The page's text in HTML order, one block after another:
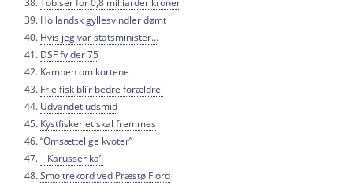
Hollandsk gyllesvindler dømt
Hvis jeg var statsminister…
DSF fylder 75
Kampen om kortene
Frie fisk bli’r bedre forældre!
Udvandet udsmid
Kystfiskeriet skal fremmes
“Omsættelige kvoter”
– Karusser ka’!
Smoltrekord ved Præstø Fjord